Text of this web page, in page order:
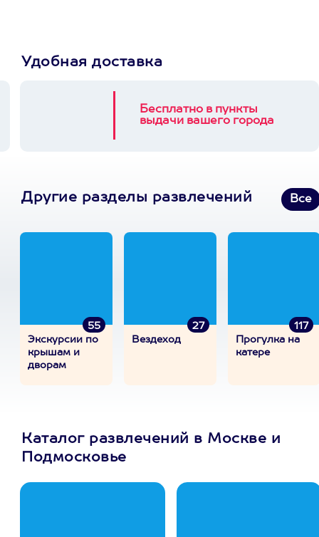
Удобная доставка
Бесплатно в пункты
выдачи вашего города
Другие разделы развлечений Все
55
Экскурсии по
крышам и
дворам
27
Вездеход
117
Прогулка на
катере
Каталог развлечений в Москве и
Подмосковье